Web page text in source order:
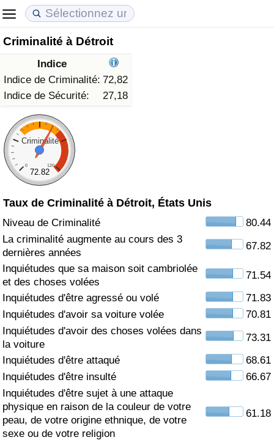
Criminalité à Détroit
Indice
Indice de Criminalité: 72,82
Indice de Sécurité:
27,18
Criminalité
0 120
72.82
Taux de Criminalité à Détroit, États Unis
Niveau de Criminalité
80.44
La criminalité augmente au cours des 3
dernières années
67.82
Inquiétudes que sa maison soit cambriolée
et des choses volées
71.54
Inquiétudes d'être agressé ou volé
71.83
Inquiétudes d'avoir sa voiture volée
70.81
Inquiétudes d'avoir des choses volées dans
la voiture
73.31
Inquiétudes d'être attaqué
68.61
Inquiétudes d'être insulté
66.67
Inquiétudes d'être sujet à une attaque
physique en raison de la couleur de votre
peau, de votre origine ethnique, de votre
sexe ou de votre religion
61.18
Coût de la vie
Indice du Coût de la Vie (Actuel)
Indice du Coût de la Vie
Indice du coût de la vie par pays
à Akaba
Prix de l'immobilier
Indice des Prix de l'immobilier (Actuel)
Indice des Prix de l'immobilier
Indice des Prix de l'immobilier par Pays
Qualité de Vie
Indice de Qualité de Vie
Indice de Qualité de Vie (Actuel)
Indice de qualité de vie par pays
Criminalité
Indice de Criminalité (Actuel)
Indice de Criminalité
Indice de criminalité par pays
Soins de santé
Indice des soins de santé (Actuel)
Indice des soins de santé
Indice des soins de santé par Pays
Pollution